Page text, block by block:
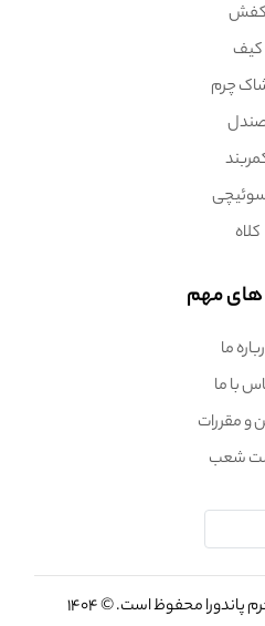
کفش
کیف
چرم
کلاه
مهم
ما
با ما
و مقررات
شعب
محفوظ است. © 1404